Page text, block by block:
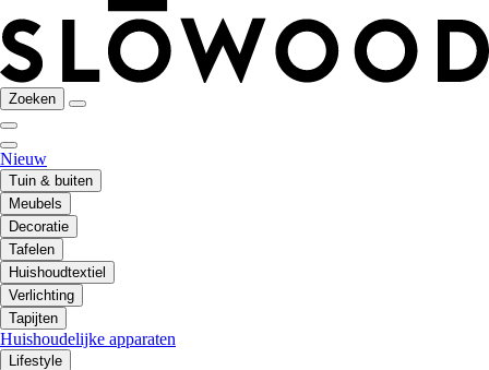
Zoeken
Nieuw
Tuin & buiten
Meubels
Decoratie
Tafelen
Huishoudtextiel
Verlichting
Tapijten
Huishoudelijke apparaten
Lifestyle